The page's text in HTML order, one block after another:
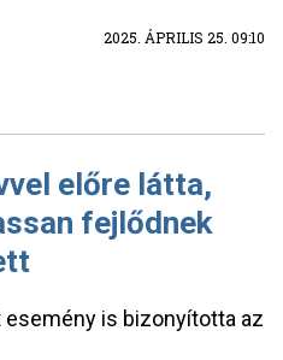
2025. ÁPRILIS 25. 09:10
előre látta,
fejlődnek
is bizonyította az